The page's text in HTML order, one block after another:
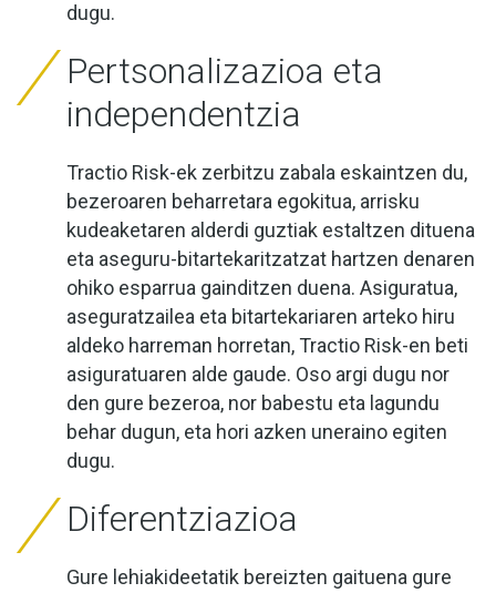
dugu.
Pertsonalizazioa eta
independentzia
Tractio Risk-ek zerbitzu zabala eskaintzen du,
bezeroaren beharretara egokitua, arrisku
kudeaketaren alderdi guztiak estaltzen dituena
eta aseguru-bitartekaritzatzat hartzen denaren
ohiko esparrua gainditzen duena. Asiguratua,
aseguratzailea eta bitartekariaren arteko hiru
aldeko harreman horretan, Tractio Risk-en beti
asiguratuaren alde gaude. Oso argi dugu nor
den gure bezeroa, nor babestu eta lagundu
behar dugun, eta hori azken uneraino egiten
dugu.
Diferentziazioa
Gure lehiakideetatik bereizten gaituena gure